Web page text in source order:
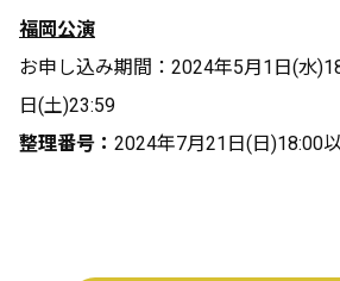
福岡公演
お申し込み期間：2024年5月1日(水
日(土)23:59
整理番号： 2024年7月21日(日)18:00